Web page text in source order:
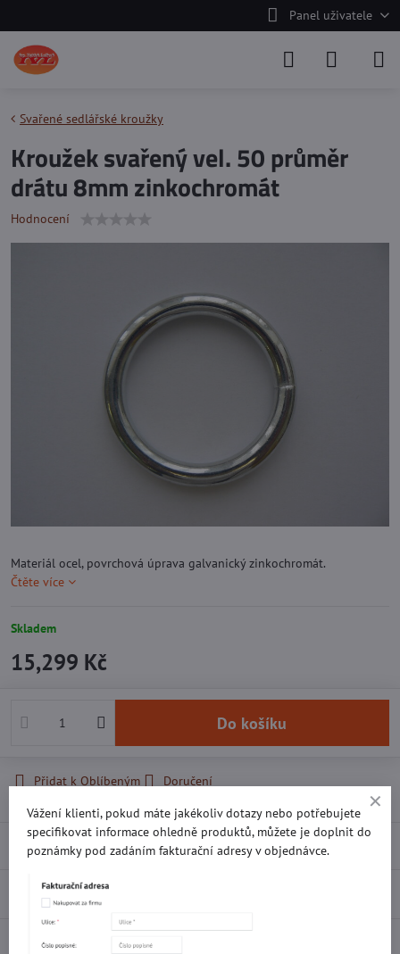
Panel uživatele
Svařené sedlářské kroužky
Kroužek svařený vel. 50 průměr
drátu 8mm zinkochromát
Hodnocení
Materiál ocel, povrchová úprava galvanický zinkochromát.
Čtěte více
Skladem
15,299 Kč
Do košíku
Přidat k Oblíbeným Doručení
Popis
Recenze 0
Diskuse 0
Vážení klienti, pokud máte jakékoliv dotazy nebo potřebujete
specifikovat informace ohledně produktů, můžete je doplnit do
poznámky pod zadáním fakturační adresy v objednávce.